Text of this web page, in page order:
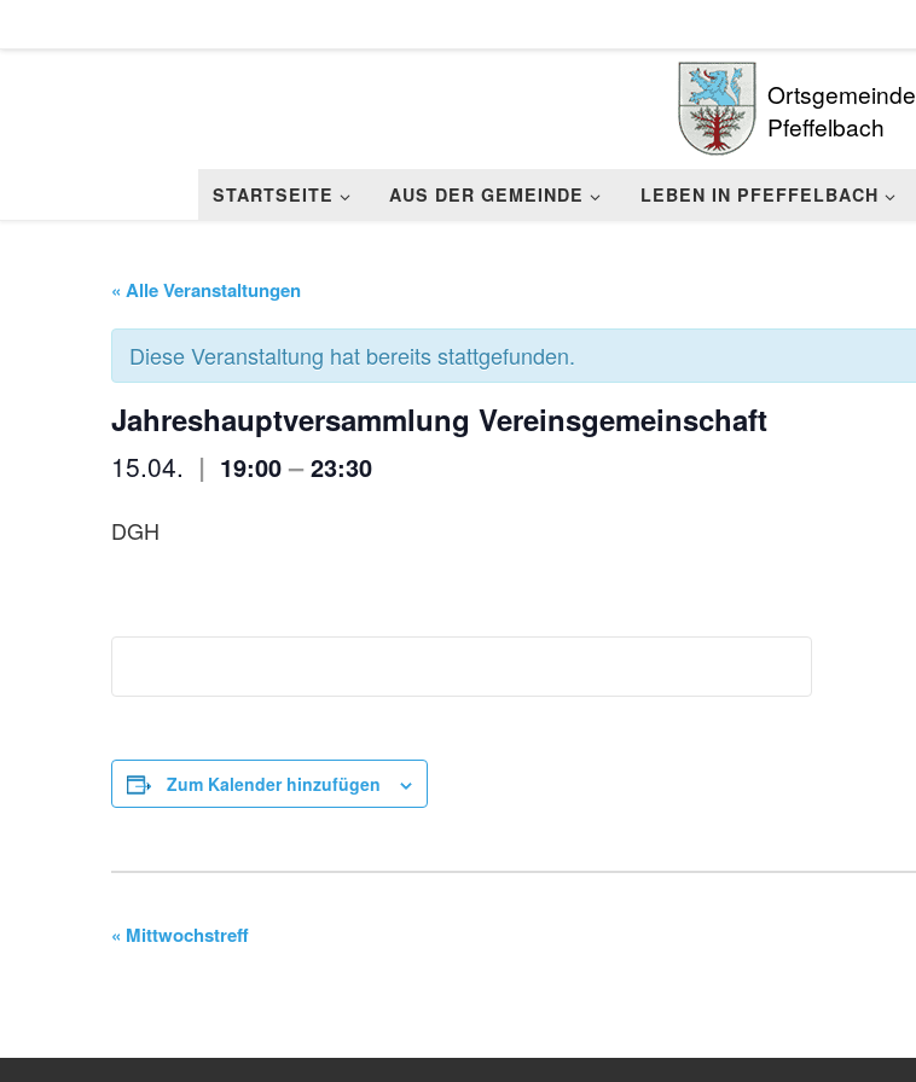
Ortsgemeinde
Pfeffelbach
STARTSEITE AUS DER GEMEINDE LEBEN IN PFEFFELBACH
« Alle Veranstaltungen
Diese Veranstaltung hat bereits stattgefunden.
Jahreshauptversammlung Vereinsgemeinschaft
15.04. | 19:00 –23:30
DGH
Zum Kalender hinzufügen
V
a
« Mittwochstreff